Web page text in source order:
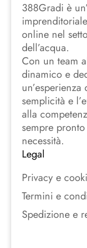
388Gradi è
online nel
dell’acqua.
Con un team
dinamico e
semplicità e
alla
sempre
necessità.
Legal
Privacy e
Termini e
Spedizione e